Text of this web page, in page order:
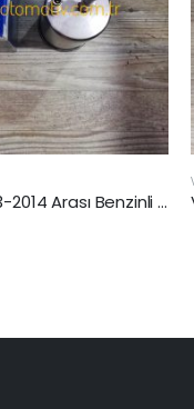
Volvo S80 2006-2009 Arası 2.4 Dizel Yakıt Filtresi